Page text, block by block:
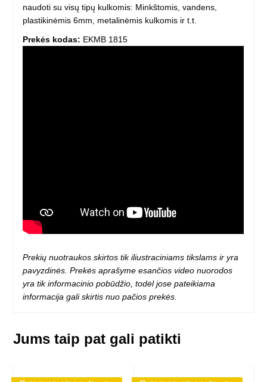
naudoti su visų tipų kulkomis: Minkštomis, vandens,
plastikinėmis 6mm, metalinėmis kulkomis ir t.t.
Prekės kodas: EKMB 1815
Prekių nuotraukos skirtos tik iliustraciniams tikslams ir yra
pavyzdinės. Prekės aprašyme esančios video nuorodos
yra tik informacinio pobūdžio, todėl jose pateikiama
informacija gali skirtis nuo pačios prekės.
Jums taip pat gali patikti